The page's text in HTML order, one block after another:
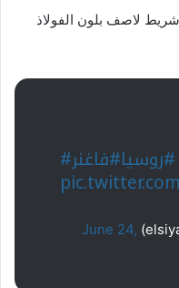
لاصف بلون الفولاذ
#روسيا#فاغنر
June 24,